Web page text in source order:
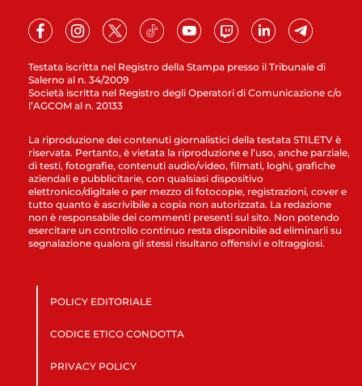
Testata iscritta nel Registro della Stampa presso il Tribunale di
Salerno al n. 34/2009
Società iscritta nel Registro degli Operatori di Comunicazione c/o
l’AGCOM al n. 20133
La riproduzione dei contenuti giornalistici della testata STILETV è
riservata. Pertanto, è vietata la riproduzione e l’uso, anche parziale,
di testi, fotografie, contenuti audio/video, filmati, loghi, grafiche
aziendali e pubblicitarie, con qualsiasi dispositivo
elettronico/digitale o per mezzo di fotocopie, registrazioni, cover e
tutto quanto è ascrivibile a copia non autorizzata. La redazione
non è responsabile dei commenti presenti sul sito. Non potendo
esercitare un controllo continuo resta disponibile ad eliminarli su
segnalazione qualora gli stessi risultano offensivi e oltraggiosi.
POLICY EDITORIALE
CODICE ETICO CONDOTTA
PRIVACY POLICY